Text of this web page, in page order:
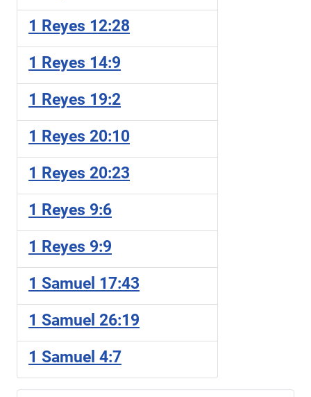
1 Reyes 12:28
1 Reyes 14:9
1 Reyes 19:2
1 Reyes 20:10
1 Reyes 20:23
1 Reyes 9:6
1 Reyes 9:9
1 Samuel 17:43
1 Samuel 26:19
1 Samuel 4:7